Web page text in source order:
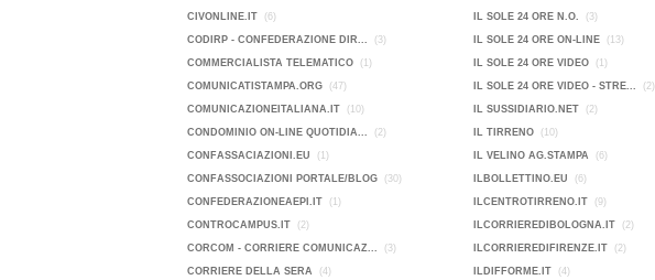
CIVONLINE.IT (6)
CODIRP - CONFEDERAZIONE DIR... (3)
COMMERCIALISTA TELEMATICO (1)
COMUNICATISTAMPA.ORG (47)
COMUNICAZIONEITALIANA.IT (10)
CONDOMINIO ON-LINE QUOTIDIA... (2)
CONFASSACIAZIONI.EU (1)
CONFASSOCIAZIONI PORTALE/BLOG (30)
CONFEDERAZIONEAEPI.IT (1)
CONTROCAMPUS.IT (2)
CORCOM - CORRIERE COMUNICAZ... (3)
CORRIERE DELLA SERA (4)
IL SOLE 24 ORE N.O. (3)
IL SOLE 24 ORE ON-LINE (13)
IL SOLE 24 ORE VIDEO (1)
IL SOLE 24 ORE VIDEO - STRE... (2)
IL SUSSIDIARIO.NET (2)
IL TIRRENO (10)
IL VELINO AG.STAMPA (6)
ILBOLLETTINO.EU (6)
ILCENTROTIRRENO.IT (9)
ILCORRIEREDIBOLOGNA.IT (2)
ILCORRIEREDIFIRENZE.IT (2)
ILDIFFORME.IT (4)